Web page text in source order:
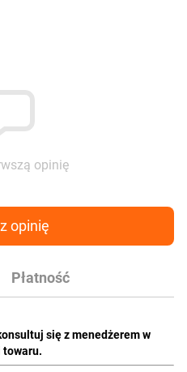
opinię
opinię
Płatność
się z menedżerem w
towaru.